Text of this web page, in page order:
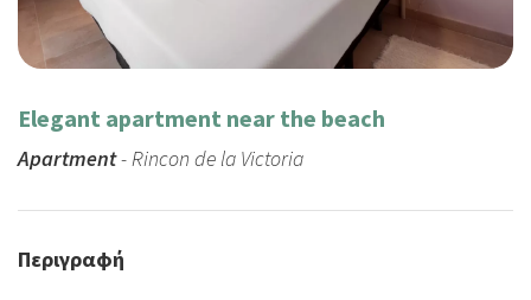
Elegant apartment near the beach
Apartment- Rincon de la Victoria
Περιγραφή